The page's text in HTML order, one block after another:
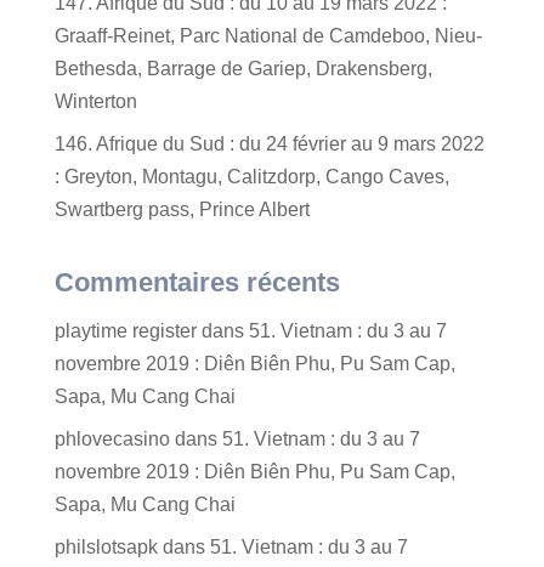
Graaff-Reinet, Parc National de Camdeboo, Nieu-
Bethesda, Barrage de Gariep, Drakensberg,
Winterton
146. Afrique du Sud : du 24 février au 9 mars 2022
: Greyton, Montagu, Calitzdorp, Cango Caves,
Swartberg pass, Prince Albert
Commentaires récents
playtime registerdans 51. Vietnam : du 3 au 7
novembre 2019 : Diên Biên Phu, Pu Sam Cap,
Sapa, Mu Cang Chai
phlovecasinodans 51. Vietnam : du 3 au 7
novembre 2019 : Diên Biên Phu, Pu Sam Cap,
Sapa, Mu Cang Chai
philslotsapkdans 51. Vietnam : du 3 au 7